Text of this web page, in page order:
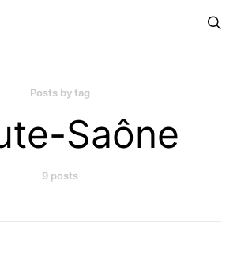
Posts by tag
Saône
9 posts